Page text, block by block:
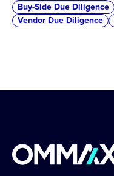
Buy-Side Due Diligence
Vendor Due Diligence